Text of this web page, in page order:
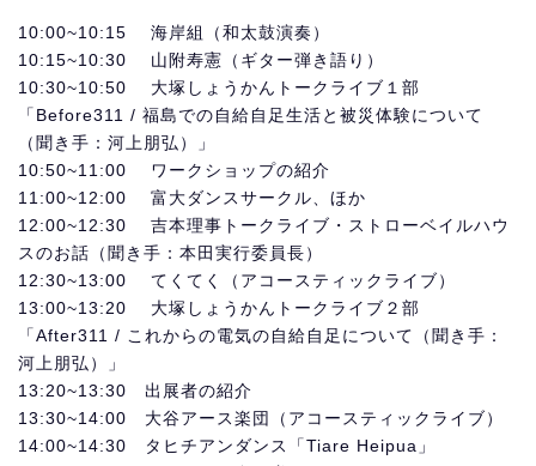
10:00~10:15 海岸組（和太鼓演奏）
10:15~10:30 山附寿憲（ギター弾き語り）
10:30~10:50 大塚しょうかんトークライブ１部
「Before311 / 福島での自給自足生活と被災体験について
（聞き手：河上朋弘）」
10:50~11:00 ワークショップの紹介
11:00~12:00 富大ダンスサークル、ほか
12:00~12:30 吉本理事トークライブ・ストローベイルハウ
スのお話（聞き手：本田実行委員長）
12:30~13:00 てくてく（アコースティックライブ）
13:00~13:20 大塚しょうかんトークライブ２部
「After311 / これからの電気の自給自足について（聞き手：
河上朋弘）」
13:20~13:30 出展者の紹介
13:30~14:00 大谷アース楽団（アコースティックライブ）
14:00~14:30 タヒチアンダンス「Tiare Heipua」